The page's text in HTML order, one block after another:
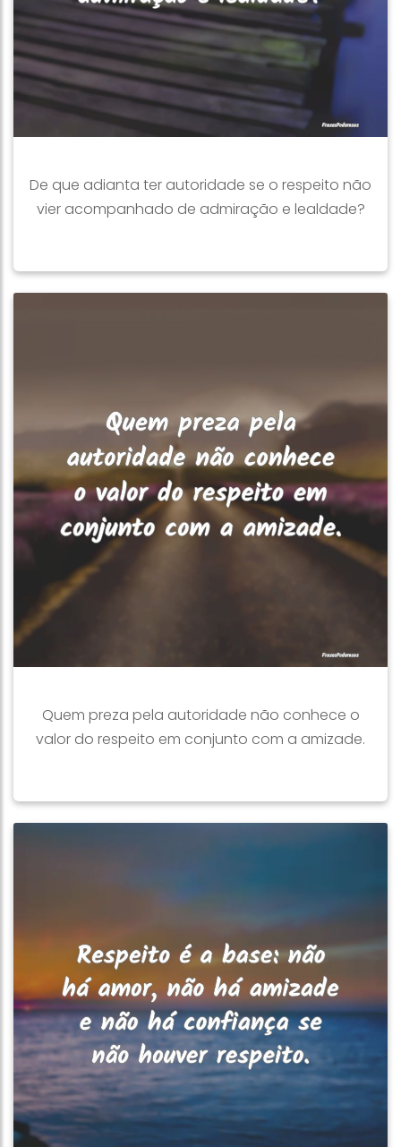
De que adianta ter autoridade se o respeito não
vier acompanhado de admiração e lealdade?
Quem preza pela autoridade não conhece o
valor do respeito em conjunto com a amizade.